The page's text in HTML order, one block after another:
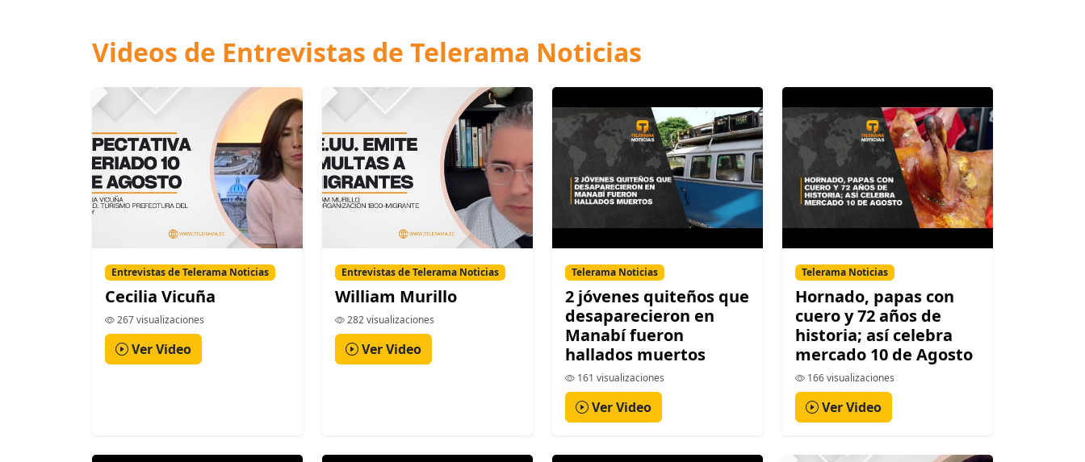
Videos de Entrevistas de Telerama Noticias
Entrevistas de Telerama Noticias
Cecilia Vicuña
267 visualizaciones
Ver Video
Entrevistas de Telerama Noticias
William Murillo
282 visualizaciones
Ver Video
Telerama Noticias
2 jóvenes quiteños que
desaparecieron en
Manabí fueron
hallados muertos
161 visualizaciones
Ver Video
Telerama Noticias
Hornado, papas con
cuero y 72 años de
historia; así celebra
mercado 10 de Agosto
166 visualizaciones
Ver Video